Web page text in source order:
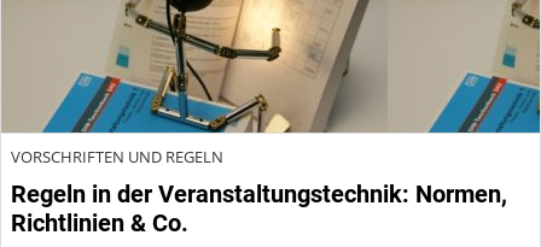
VORSCHRIFTEN UND REGELN
Regeln in der Veranstaltungstechnik: Normen,
Richtlinien & Co.